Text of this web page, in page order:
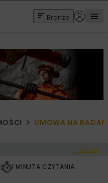
Branże
UMOWA NA
< Cofnij
1 MINUTA CZYTANIA